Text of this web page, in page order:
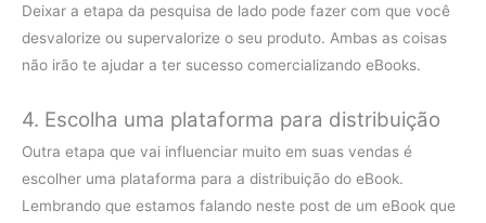
Deixar a etapa da pesquisa de lado pode fazer com que você
desvalorize ou supervalorize o seu produto. Ambas as coisas
não irão te ajudar a ter sucesso comercializando eBooks.
4. Escolha uma plataforma para distribuição
Outra etapa que vai influenciar muito em suas vendas é
escolher uma plataforma para a distribuição do eBook.
Lembrando que estamos falando neste post de um eBook que